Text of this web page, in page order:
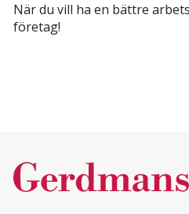
När du vill ha en bättre
företag!